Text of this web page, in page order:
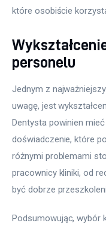
które osobiście
personelu
Jednym z
uwagę, jest
Dentysta powinien
doświadczenie, które
różnymi problemami
pracownicy kliniki, od
być dobrze
Podsumowując, wybór